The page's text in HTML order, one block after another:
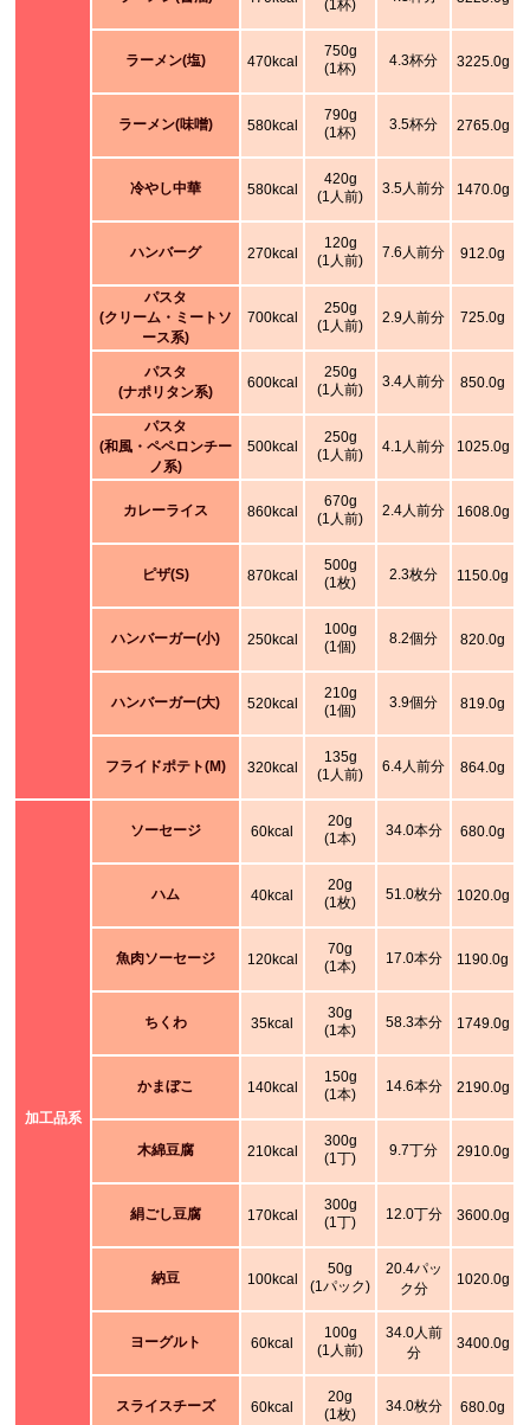
(1杯)
ラーメン(塩) 470kcal
750g
(1杯)
4.3杯分 3225.0g
ラーメン(味噌) 580kcal
790g
(1杯)
3.5杯分 2765.0g
冷やし中華 580kcal
420g
(1人前)
3.5人前分 1470.0g
ハンバーグ 270kcal
120g
(1人前)
7.6人前分 912.0g
パスタ
(クリーム・ミートソ
ース系)
700kcal
250g
(1人前)
2.9人前分 725.0g
パスタ
(ナポリタン系)
600kcal
250g
(1人前)
3.4人前分 850.0g
パスタ
(和風・ペペロンチー
ノ系)
500kcal
250g
(1人前)
4.1人前分 1025.0g
カレーライス 860kcal
670g
(1人前)
2.4人前分 1608.0g
ピザ(S) 870kcal
500g
(1枚)
2.3枚分 1150.0g
ハンバーガー(小) 250kcal
100g
(1個)
8.2個分 820.0g
ハンバーガー(大) 520kcal
210g
(1個)
3.9個分 819.0g
フライドポテト(M) 320kcal
135g
(1人前)
6.4人前分 864.0g
加工品系
ソーセージ 60kcal
20g
(1本)
34.0本分 680.0g
ハム 40kcal
20g
(1枚)
51.0枚分 1020.0g
魚肉ソーセージ 120kcal
70g
(1本)
17.0本分 1190.0g
ちくわ 35kcal
30g
(1本)
58.3本分 1749.0g
かまぼこ 140kcal
150g
(1本)
14.6本分 2190.0g
木綿豆腐 210kcal
300g
(1丁)
9.7丁分 2910.0g
絹ごし豆腐 170kcal
300g
(1丁)
12.0丁分 3600.0g
納豆 100kcal
50g
(1パック)
20.4パッ
ク分
1020.0g
ヨーグルト 60kcal
100g
(1人前)
34.0人前
分
3400.0g
スライスチーズ 60kcal
20g
(1枚)
34.0枚分 680.0g